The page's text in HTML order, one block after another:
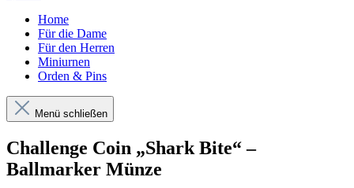
Home
Für die Dame
Für den Herren
Miniurnen
Orden & Pins
Menü schließen
Challenge Coin „Shark Bite“ –
Ballmarker Münze